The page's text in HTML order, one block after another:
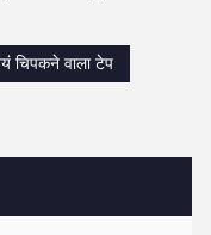
चिपकने वाला टेप